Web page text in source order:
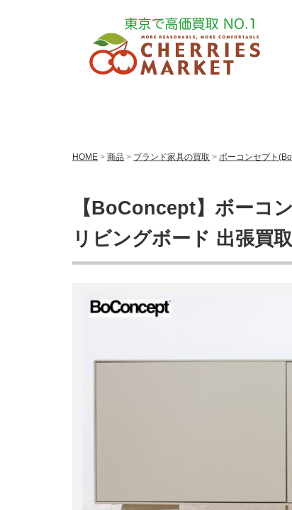
HOME > 商品 > ブランド家具の買取 > ボーコンセプト
【BoConcept】ボーコ
リビングボード 出張買